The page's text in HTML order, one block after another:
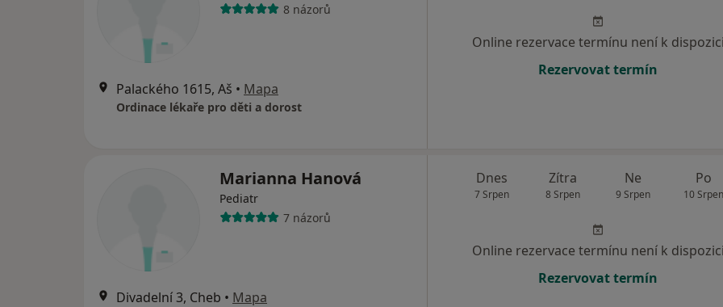
8 názorů
Palackého 1615, Aš • Mapa
Ordinace lékaře pro děti a dorost
Online rezervace termínu není k dispozici
Rezervovat termín
Marianna Hanová
Pediatr
7 názorů
Divadelní 3, Cheb • Mapa
Dnes
7 Srpen
Zítra
8 Srpen
Ne
9 Srpen
Po
10 Srpen
Online rezervace termínu není k dispozici
Rezervovat termín